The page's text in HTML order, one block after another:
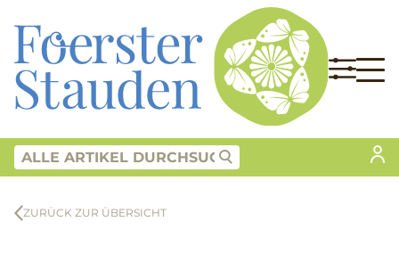
ZURÜCK ZUR ÜBERSICHT